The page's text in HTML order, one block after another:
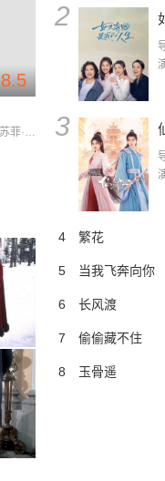
2
演
3
演
4 繁花
5 当我飞奔向你
6 长风渡
7 偷偷藏不住
8 玉骨遥
8.5
理查德·麦登 / 凯莉·霍威 / 苏菲·兰朵